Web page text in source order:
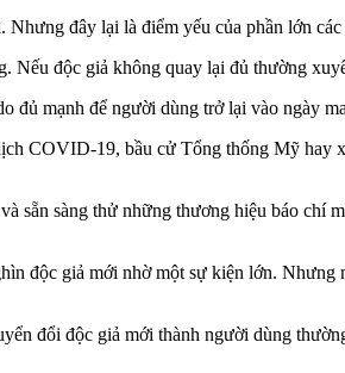
đây lại là điểm yếu của phần lớn
độc giả không quay lại đủ thường
đủ mạnh để người dùng trở lại vào ngày
COVID-19, bầu cử Tổng thống Mỹ
sàng thử những thương hiệu báo chí
độc giả mới nhờ một sự kiện lớn.
đổi độc giả mới thành người dùng